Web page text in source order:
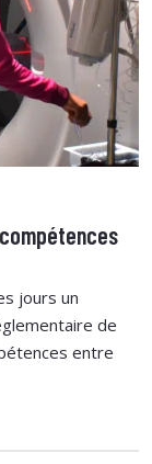
jours un
de
entre